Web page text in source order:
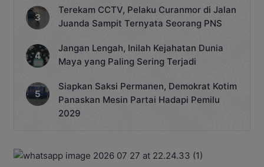
Terekam CCTV, Pelaku Curanmor di Jalan
Juanda Sampit Ternyata Seorang PNS
Jangan Lengah, Inilah Kejahatan Dunia
Maya yang Paling Sering Terjadi
Siapkan Saksi Permanen, Demokrat Kotim
Panaskan Mesin Partai Hadapi Pemilu
2029